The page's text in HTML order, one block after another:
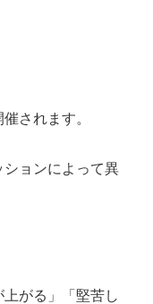
されます。
ョンによって異
上がる」「堅苦し